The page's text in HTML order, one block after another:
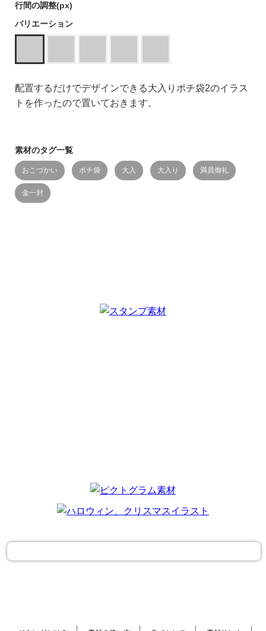
行間の調整(px)
バリエーション
配置するだけでデザインできる大入りポチ袋2のイラス
トを作ったので置いておきます。
素材のタグ一覧
おこづかい ポチ袋 大入 大入り 満員御礼
金一封